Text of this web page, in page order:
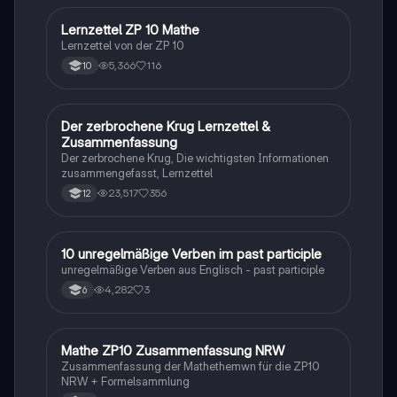
Mathe
Lernzettel ZP 10 Mathe
Lernzettel von der ZP 10
10 5,366 116
Deutsch
Der zerbrochene Krug Lernzettel &
Zusammenfassung
Der zerbrochene Krug, Die wichtigsten Informationen
zusammengefasst, Lernzettel
12 23,517 356
1 Englisch
10 unregelmäßige Verben im past participle
unregelmäßige Verben aus Englisch - past participle
6 4,282 3
Mathe
Mathe ZP10 Zusammenfassung NRW
Zusammenfassung der Mathethemwn für die ZP10
NRW + Formelsammlung